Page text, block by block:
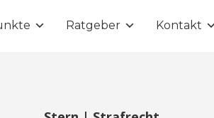
Ratgeber Kontakt